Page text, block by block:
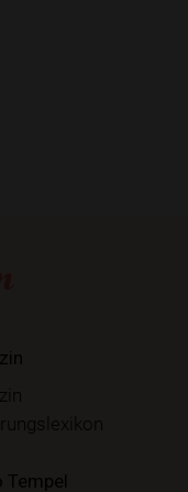
Tempel